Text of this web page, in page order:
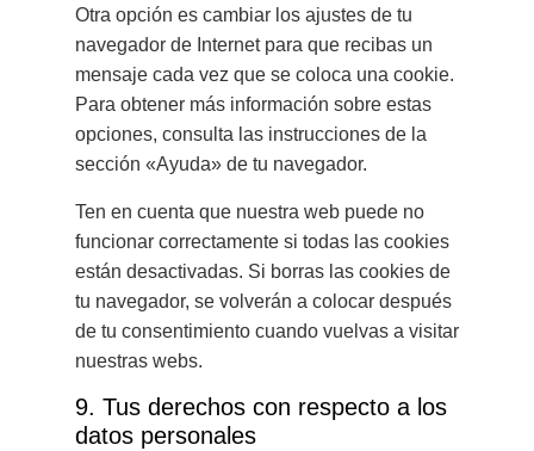
Otra opción es cambiar los ajustes de tu
navegador de Internet para que recibas un
mensaje cada vez que se coloca una cookie.
Para obtener más información sobre estas
opciones, consulta las instrucciones de la
sección «Ayuda» de tu navegador.
Ten en cuenta que nuestra web puede no
funcionar correctamente si todas las cookies
están desactivadas. Si borras las cookies de
tu navegador, se volverán a colocar después
de tu consentimiento cuando vuelvas a visitar
nuestras webs.
9. Tus derechos con respecto a los
datos personales